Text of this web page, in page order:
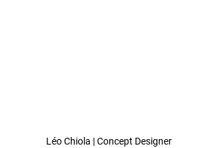
Léo Chiola | Concept Designer